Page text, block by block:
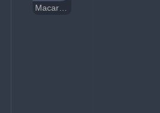
Macarons arc-en-ciel